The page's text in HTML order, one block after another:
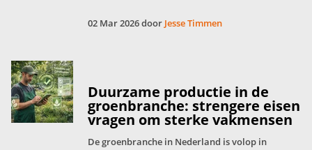
02 Mar 2026 door Jesse Timmen
Duurzame productie in de
groenbranche: strengere eisen
vragen om sterke vakmensen
De groenbranche in Nederland is volop in